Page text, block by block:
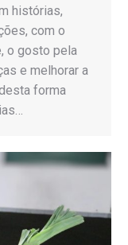
histórias,
com o
o gosto pela
e melhorar a
forma